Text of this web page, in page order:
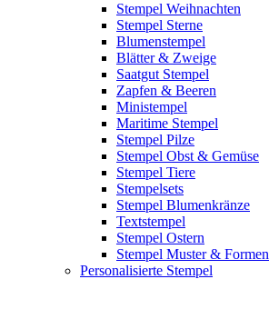
Stempel Weihnachten
Stempel Sterne
Blumenstempel
Blätter & Zweige
Saatgut Stempel
Zapfen & Beeren
Ministempel
Maritime Stempel
Stempel Pilze
Stempel Obst & Gemüse
Stempel Tiere
Stempelsets
Stempel Blumenkränze
Textstempel
Stempel Ostern
Stempel Muster & Formen
Personalisierte Stempel